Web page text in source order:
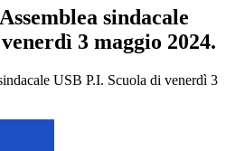
sindacale
3 maggio 2024.
USB P.I. Scuola di venerdì 3